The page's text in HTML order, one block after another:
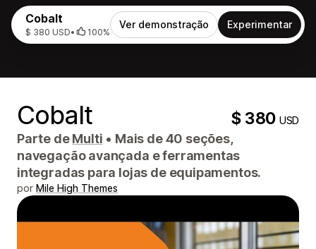
Cobalt
$ 380 USD• 100%
Ver demonstração Experimentar
Cobalt $ 380USD
Parte deMulti • Mais de 40 seções,
navegação avançada e ferramentas
integradas para lojas de equipamentos.
por Mile High Themes